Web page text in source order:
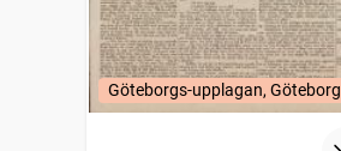
Göteborgs-upplagan, Göteborg